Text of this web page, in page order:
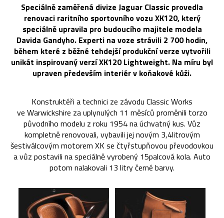
Speciálně zaměřená divize Jaguar Classic provedla
renovaci raritního sportovního vozu XK120, který
speciálně upravila pro budoucího majitele modela
Davida Gandyho. Experti na voze strávili 2 700 hodin,
během které z běžné tehdejší produkční verze vytvořili
unikát inspirovaný verzí XK120 Lightweight. Na míru byl
upraven především interiér v koňakové kůži.
Konstruktéři a technici ze závodu Classic Works
ve Warwickshire za uplynulých 11 měsíců proměnili torzo
původního modelu z roku 1954 na úchvatný kus. Vůz
kompletně renovovali, vybavili jej novým 3,4litrovým
šestiválcovým motorem XK se čtyřstupňovou převodovkou
a vůz postavili na speciálně vyrobený 15palcová kola. Auto
potom nalakovali 13 litry černé barvy.